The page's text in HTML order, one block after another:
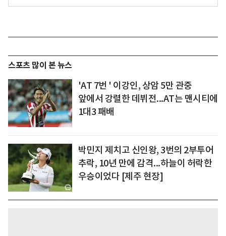
스포츠 많이 본 뉴스
'AT 7번 ' 이강인, 상암 5만 관중
앞에서 강렬한 데뷔전...AT는 맨시티에
1대3 패배
박민지 제치고 신인왕, 3번의 2부투어
추락, 10년 만에 감격...하늘이 허락한
우승이었다 [제주 현장]